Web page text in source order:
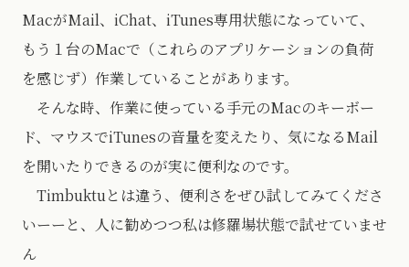
MacがMail、iChat、iTunes専用状態になっていて、
もう１台のMacで（これらのアプリケーションの負荷
を感じず）作業していることがあります。
そんな時、作業に使っている手元のMacのキーボー
ド、マウスでiTunesの音量を変えたり、気になるMail
を開いたりできるのが実に便利なのです。
Timbuktuとは違う、便利さをぜひ試してみてくださ
いーーと、人に勧めつつ私は修羅場状態で試せていませ
ん